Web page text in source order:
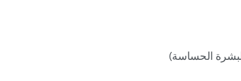
الحساسة)